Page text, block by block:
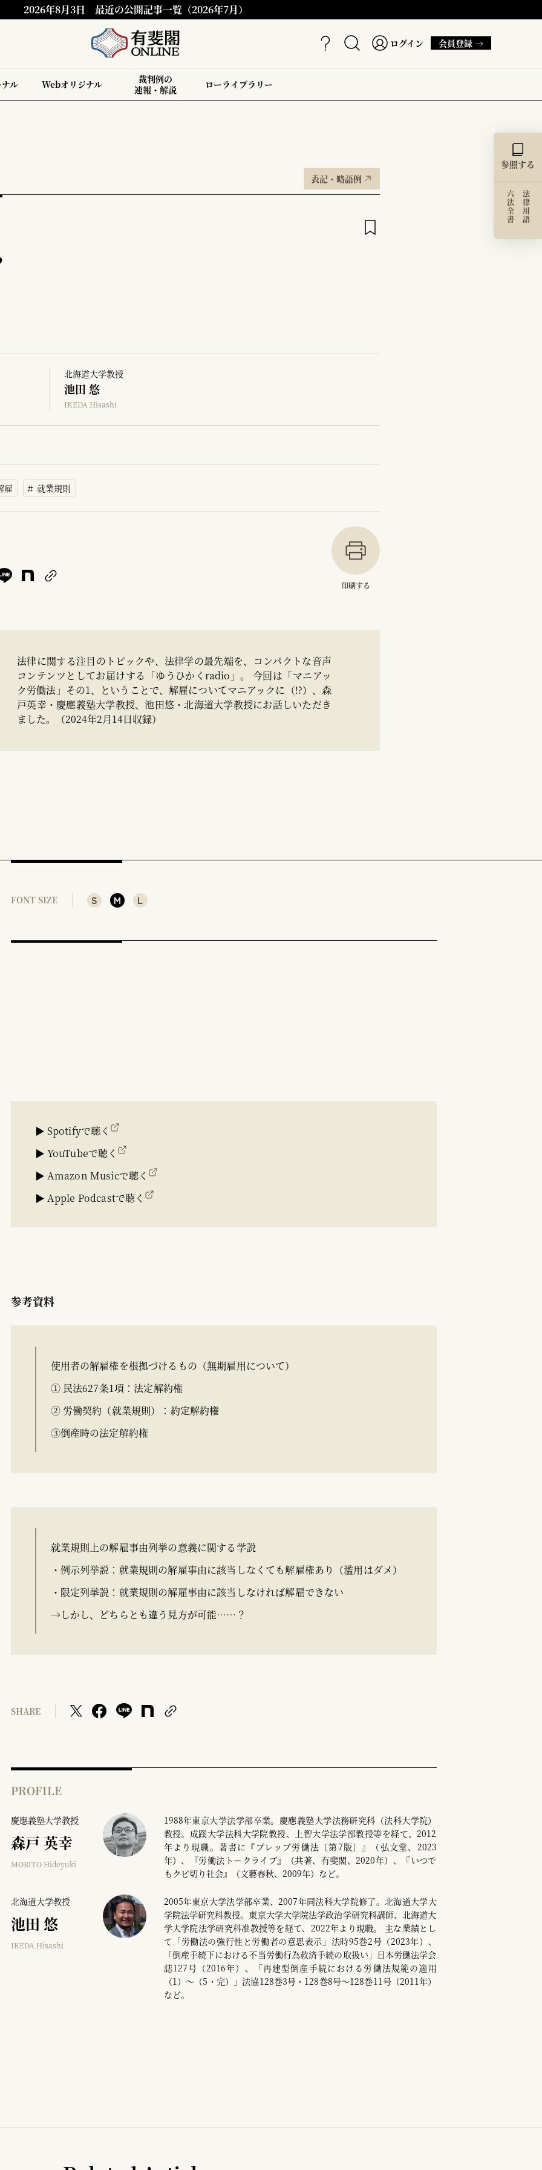
2026年8月3日 最近の公開記事一覧（2026年7月）
ログイン 会員登録 →
ル Webオリジナル
裁判例の
速報・解説
ローライブラリー
表記・略語例
北海道大学教授
池田 悠
IKEDA Hisashi
雇 就業規則
印刷する
法律に関する注目のトピックや、法律学の最先端を、コンパクトな音声
コンテンツとしてお届けする「ゆうひかくradio」。 今回は「マニアッ
ク労働法」その1、ということで、解雇についてマニアックに（!?）、森
戸英幸・慶應義塾大学教授、池田悠・北海道大学教授にお話しいただき
ました。（2024年2月14日収録）
参照する
法律用語
六法全書
FONT SIZE S M L
▶ Spotifyで聴く
▶ YouTubeで聴く
▶ Amazon Musicで聴く
▶ Apple Podcastで聴く
参考資料
使用者の解雇権を根拠づけるもの（無期雇用について）
① 民法627条1項：法定解約権
② 労働契約（就業規則）：約定解約権
③倒産時の法定解約権
就業規則上の解雇事由列挙の意義に関する学説
・例示列挙説：就業規則の解雇事由に該当しなくても解雇権あり（濫用はダメ）
・限定列挙説：就業規則の解雇事由に該当しなければ解雇できない
→しかし、どちらとも違う見方が可能……？
SHARE
PROFILE
慶應義塾大学教授
森戸 英幸
MORITO Hideyuki
1988年東京大学法学部卒業。慶應義塾大学法務研究科（法科大学院）
教授。成蹊大学法科大学院教授、上智大学法学部教授等を経て、2012
年より現職。著書に『プレップ労働法〔第7版〕』（弘文堂、2023
年）、『労働法トークライブ』（共著、有斐閣、2020年）、『いつで
もクビ切り社会』（文藝春秋、2009年）など。
北海道大学教授
池田 悠
IKEDA Hisashi
2005年東京大学法学部卒業、2007年同法科大学院修了。北海道大学大
学院法学研究科教授。東京大学大学院法学政治学研究科講師、北海道大
学大学院法学研究科准教授等を経て、2022年より現職。 主な業績とし
て「労働法の強行性と労働者の意思表示」法時95巻2号（2023年）、
「倒産手続下における不当労働行為救済手続の取扱い」日本労働法学会
誌127号（2016年）、「再建型倒産手続における労働法規範の適用
（1）～（5・完）」法協128巻3号・128巻8号～128巻11号（2011年）
など。